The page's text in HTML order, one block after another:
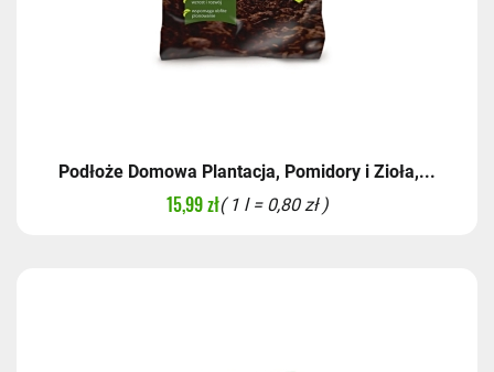
Podłoże Domowa Plantacja, Pomidory i Zioła,...
15,99 zł( 1 l = 0,80 zł )